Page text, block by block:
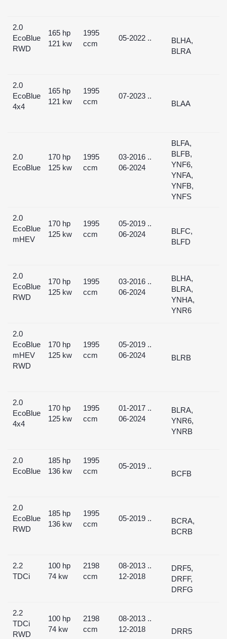
2.0
EcoBlue
RWD
165 hp
121 kw
1995
ccm
05-2022 ..
BLHA,
BLRA
2.0
EcoBlue
4x4
165 hp
121 kw
1995
ccm
07-2023 ..
BLAA
2.0
EcoBlue
170 hp
125 kw
1995
ccm
03-2016 ..
06-2024
BLFA,
BLFB,
YNF6,
YNFA,
YNFB,
YNFS
2.0
EcoBlue
mHEV
170 hp
125 kw
1995
ccm
05-2019 ..
06-2024
BLFC,
BLFD
2.0
EcoBlue
RWD
170 hp
125 kw
1995
ccm
03-2016 ..
06-2024
BLHA,
BLRA,
YNHA,
YNR6
2.0
EcoBlue
mHEV
RWD
170 hp
125 kw
1995
ccm
05-2019 ..
06-2024
BLRB
2.0
EcoBlue
4x4
170 hp
125 kw
1995
ccm
01-2017 ..
06-2024
BLRA,
YNR6,
YNRB
2.0
EcoBlue
185 hp
136 kw
1995
ccm
05-2019 ..
BCFB
2.0
EcoBlue
RWD
185 hp
136 kw
1995
ccm
05-2019 ..
BCRA,
BCRB
2.2
TDCi
100 hp
74 kw
2198
ccm
08-2013 ..
12-2018
DRF5,
DRFF,
DRFG
2.2
TDCi
RWD
100 hp
74 kw
2198
ccm
08-2013 ..
12-2018
DRR5